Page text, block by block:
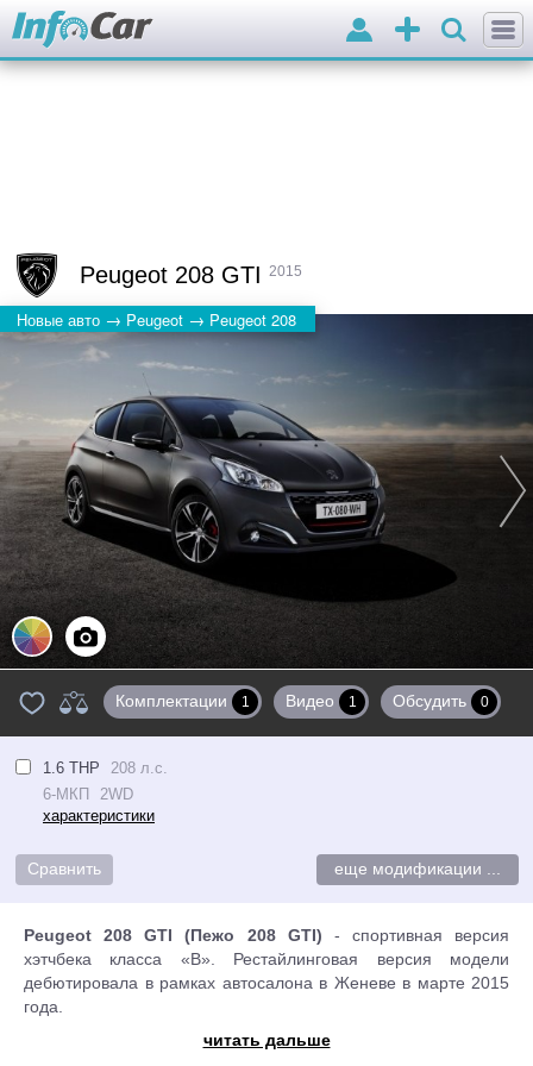
Добавить
объявление
Войти
Peugeot 208 GTI 2015
Новые авто → Peugeot → Peugeot 208
Цвета Фото
Комплектации 1 Видео 1 Обсудить 0
1.6 THP
208 л.с.
6-МКП
2WD
характеристики
еще модификации ...
Peugeot 208 GTI (Пежо 208 GTI) - спортивная версия
хэтчбека класса «В». Рестайлинговая версия модели
дебютировала в рамках автосалона в Женеве в марте 2015
года.
читать дальше